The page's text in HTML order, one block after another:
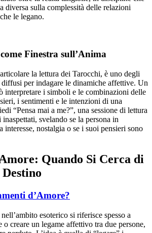
diversa sulla complessità delle relazioni
le legano.
Finestra sull’Anima
la lettura dei Tarocchi, è uno degli
per indagare le dinamiche affettive. Un
interpretare i simboli e le combinazioni delle
i sentimenti e le intenzioni di una
“Pensa mai a me?”, una sessione di lettura
svelando se la persona in
interesse, nostalgia o se i suoi pensieri sono
Quando Si Cerca di
d’Amore?
esoterico si riferisce spesso a
creare un legame affettivo tra due persone,